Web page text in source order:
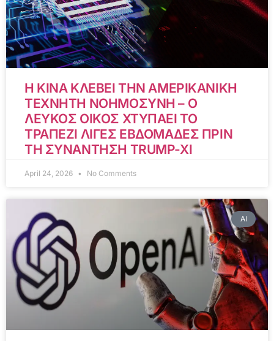
Η ΚΙΝΑ ΚΛΕΒΕΙ ΤΗΝ ΑΜΕΡΙΚΑΝΙΚΗ
ΤΕΧΝΗΤΗ ΝΟΗΜΟΣΥΝΗ – Ο
ΛΕΥΚΟΣ ΟΙΚΟΣ ΧΤΥΠΑΕΙ ΤΟ
ΤΡΑΠΕΖΙ ΛΙΓΕΣ ΕΒΔΟΜΑΔΕΣ ΠΡΙΝ
ΤΗ ΣΥΝΑΝΤΗΣΗ TRUMP-XI
April 24, 2026 No Comments
AI